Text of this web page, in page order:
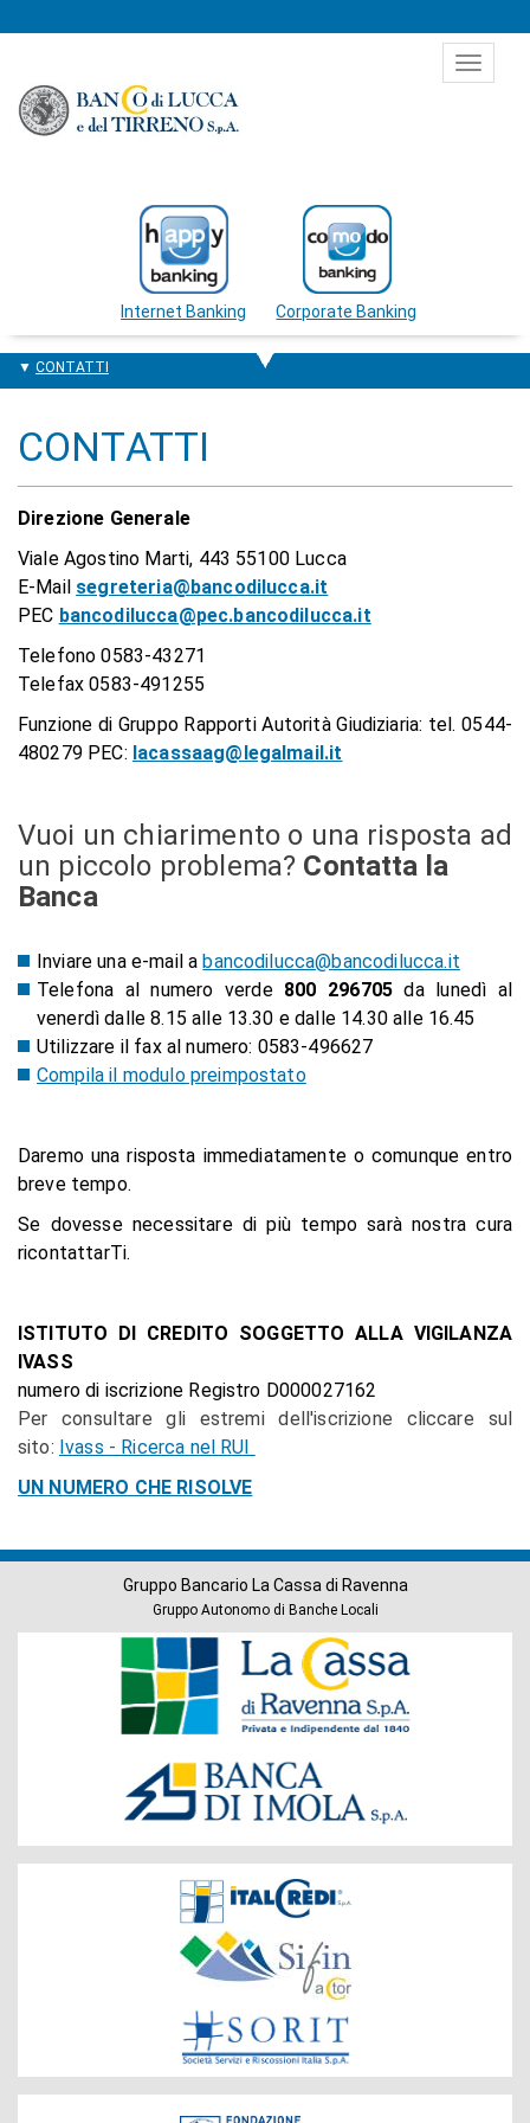
Toggle
Internet Banking Corporate Banking
CONTATTI
CONTATTI
Direzione Generale
Viale Agostino Marti, 443 55100 Lucca
E-Mail segreteria@bancodilucca.it
PEC bancodilucca@pec.bancodilucca.it
Telefono 0583-43271
Telefax 0583-491255
Funzione di Gruppo Rapporti Autorità Giudiziaria: tel. 0544-
480279 PEC: lacassaag@legalmail.it
Vuoi un chiarimento o una risposta ad
un piccolo problema? Contatta la
Banca
Inviare una e-mail abancodilucca@bancodilucca.it
Telefona al numero verde 800 296705 da lunedì al
venerdì dalle 8.15 alle 13.30 e dalle 14.30 alle 16.45
Utilizzare il fax al numero: 0583-496627
Compila il modulo preimpostato
Daremo una risposta immediatamente o comunque entro
breve tempo.
Se dovesse necessitare di più tempo sarà nostra cura
ricontattarTi.
ISTITUTO DI CREDITO SOGGETTO ALLA VIGILANZA
IVASS
numero di iscrizione Registro D000027162
Per consultare gli estremi dell'iscrizione cliccare sul
sito: Ivass - Ricerca nel RUI
UN NUMERO CHE RISOLVE
Gruppo Bancario La Cassa di Ravenna
Gruppo Autonomo di Banche Locali
Banche
Gruppo
Fondazione